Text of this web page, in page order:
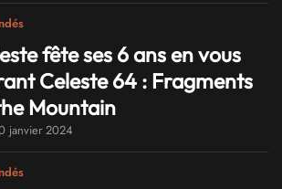
fête ses 6 ans en vous
Celeste 64 : Fragments
Mountain
janvier 2024